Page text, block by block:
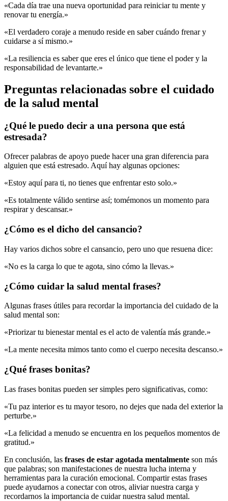
«Cada día trae una nueva oportunidad para reiniciar tu mente y
renovar tu energía.»
«El verdadero coraje a menudo reside en saber cuándo frenar y
cuidarse a sí mismo.»
«La resiliencia es saber que eres el único que tiene el poder y la
responsabilidad de levantarte.»
Preguntas relacionadas sobre el cuidado
de la salud mental
¿Qué le puedo decir a una persona que está
estresada?
Ofrecer palabras de apoyo puede hacer una gran diferencia para
alguien que está estresado. Aquí hay algunas opciones:
«Estoy aquí para ti, no tienes que enfrentar esto solo.»
«Es totalmente válido sentirse así; tomémonos un momento para
respirar y descansar.»
¿Cómo es el dicho del cansancio?
Hay varios dichos sobre el cansancio, pero uno que resuena dice:
«No es la carga lo que te agota, sino cómo la llevas.»
¿Cómo cuidar la salud mental frases?
Algunas frases útiles para recordar la importancia del cuidado de la
salud mental son:
«Priorizar tu bienestar mental es el acto de valentía más grande.»
«La mente necesita mimos tanto como el cuerpo necesita descanso.»
¿Qué frases bonitas?
Las frases bonitas pueden ser simples pero significativas, como:
«Tu paz interior es tu mayor tesoro, no dejes que nada del exterior la
perturbe.»
«La felicidad a menudo se encuentra en los pequeños momentos de
gratitud.»
En conclusión, las frases de estar agotada mentalmente son más
que palabras; son manifestaciones de nuestra lucha interna y
herramientas para la curación emocional. Compartir estas frases
puede ayudarnos a conectar con otros, aliviar nuestra carga y
recordarnos la importancia de cuidar nuestra salud mental.